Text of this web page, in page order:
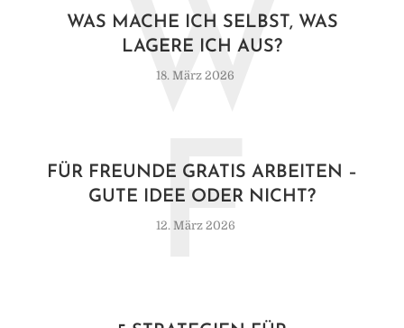
WAS MACHE ICH SELBST, WAS
LAGERE ICH AUS?
18. März 2026
W
FÜR FREUNDE GRATIS ARBEITEN –
GUTE IDEE ODER NICHT?
12. März 2026
F